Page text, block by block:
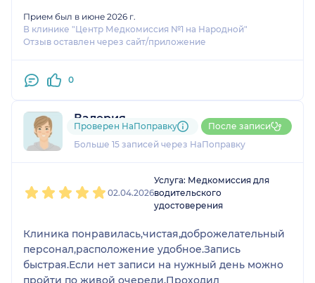
Прием был в июне 2026 г.
В клинике "Центр Медкомиссия №1 на Народной"
Отзыв оставлен через сайт/приложение
0
Валерия
9 отзывов
Больше 15 записей через НаПоправку
Проверен НаПоправку После записи
02.04.2026
Услуга: Медкомиссия для
водительского
удостоверения
Клиника понравилась,чистая,доброжелательный
персонал,расположение удобное.Запись
быстрая.Если нет записи на нужный день можно
пройти по живой очереди.Проходил